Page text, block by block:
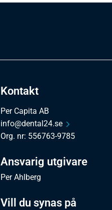
Kontakt
Per Capita AB
info@dental24.se
Org. nr: 556763-9785
Ansvarig utgivare
Per Ahlberg
Vill du synas på